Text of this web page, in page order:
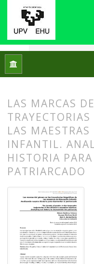
Inicio
LAS MARCAS
LAS
INFANTIL.
HISTORIA
PATRIARCADO